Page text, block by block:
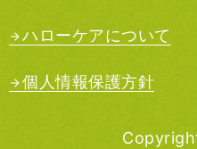
ハローケアについて
個人情報保護方針